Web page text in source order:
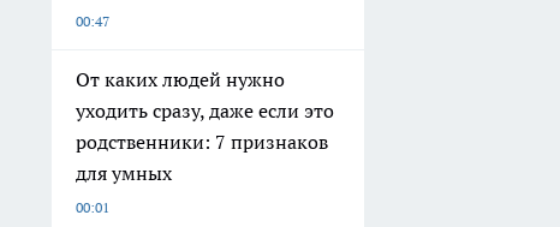
00:47
От каких людей нужно
уходить сразу, даже если это
родственники: 7 признаков
для умных
00:01